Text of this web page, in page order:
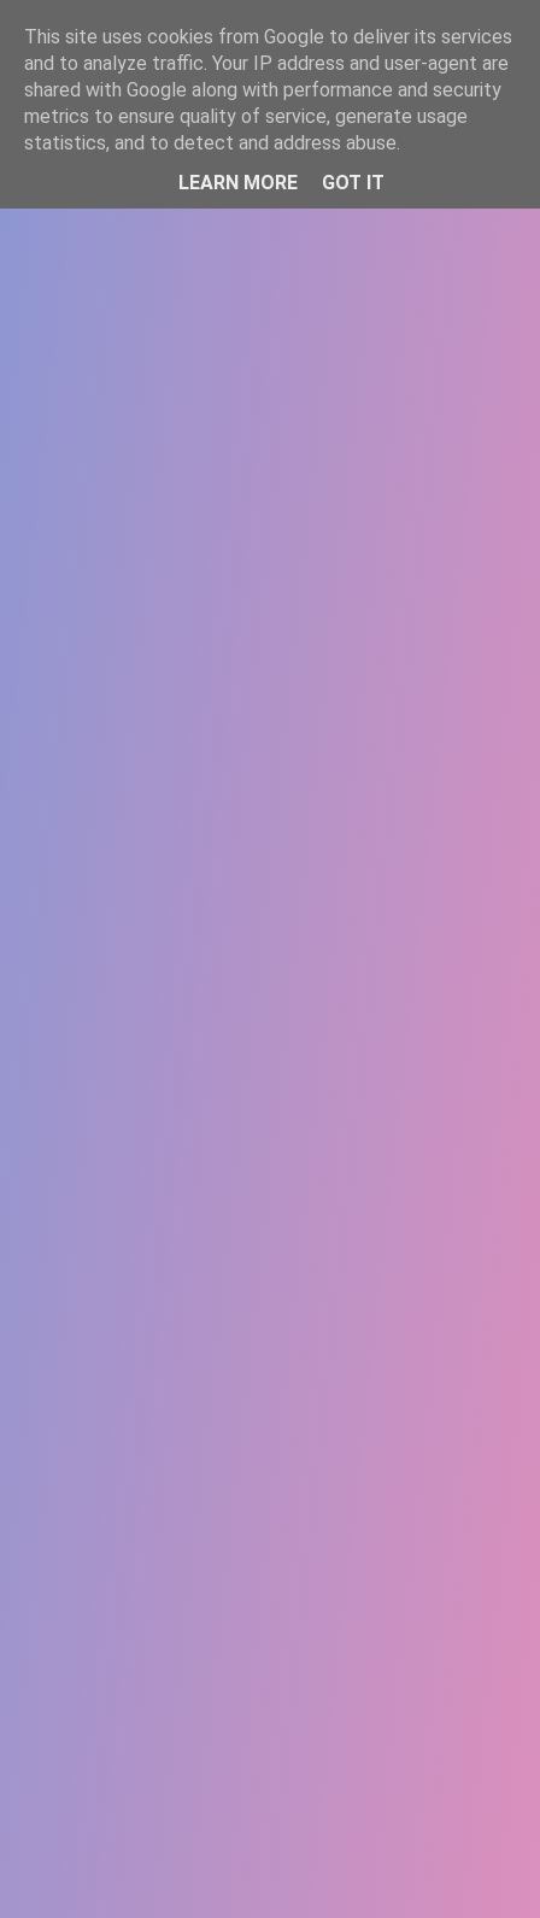
WWW.GAZISTI.RO
This site uses cookies from Google to deliver its services
and to analyze traffic. Your IP address and user-agent are
shared with Google along with performance and security
metrics to ensure quality of service, generate usage
statistics, and to detect and address abuse.
LEARN MORE
GOT IT